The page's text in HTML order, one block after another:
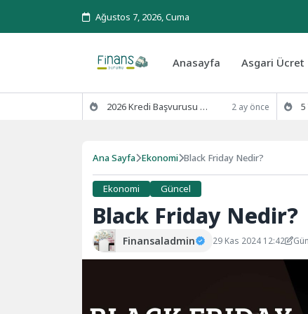
Ağustos 7, 2026, Cuma
Anasayfa Asgari Ücret
2026 Kredi Başvurusu Kaç Günde Sonuçlanır? 2 ay önce 5
Ana Sayfa Ekonomi Black Friday Nedir?
Ekonomi Güncel
Black Friday Nedir?
Finansaladmin 29 Kas 2024 12:42